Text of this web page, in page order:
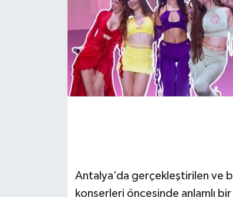
Antalya’da gerçekleştirilen ve
konserleri öncesinde anlamlı